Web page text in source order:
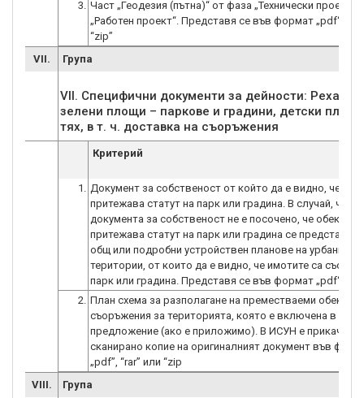
3. Част „Геодезия (пътна)“ от фаза „Технически проект“
„Работен проект“. Представя се във формат „pdf“,
“zip”
VII.
Група
VII. Специфични документи за дейности:
зелени площи – паркове и градини, детски
Критерий
1. Документ за собственост от който да е видно, че
притежава статут на парк или градина. В случай, че в
документа за собственост не е посочено, че обекта
притежава статут на парк или градина се представя
общ или подробни устройствен планове на
територии, от които да е видно, че имотите са със
парк или градина. Представя се във формат „pdf“.
2. План схема за разполагане на преместваеми обекти и
съоръжения за територията, която е включена в
предложение (ако е приложимо). В ИСУН e прикачено
сканирано копие на оригиналният документ във
„pdf”, “rar” или “zip
VIII.
Група